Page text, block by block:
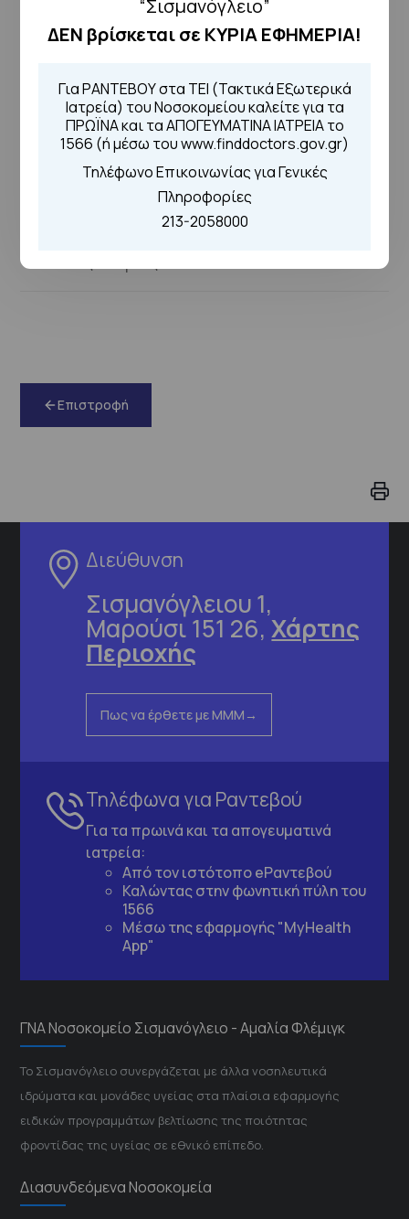
“Σισμανόγλειο”
ΔΕΝ βρίσκεται σε ΚΥΡΙΑ ΕΦΗΜΕΡΙΑ!
Για ΡΑΝΤΕΒΟΥ στα ΤΕΙ (Τακτικά Εξωτερικά
Ιατρεία) του Νοσοκομείου καλείτε για τα
ΠΡΩΪΝΑ και τα ΑΠΟΓΕΥΜΑΤΙΝΑ ΙΑΤΡΕΙΑ το
1566 (ή μέσω του www.finddoctors.gov.gr)
Τηλέφωνο Επικοινωνίας για Γενικές
Πληροφορίες
213-2058000
Κα Π.Ζαφειριάδου
Κα Σ.Κολοκυθά
Πνευμονική Εμβολή 12/01/2021
Κα Ε.Ντικούδη
Λήψη
Καταπληξία, ΔΔ και Διαχείριση
Επιστροφή
Διεύθυνση
Σισμανόγλειου 1,
Μαρούσι 151 26,Χάρτης
Περιοχής
Πως να έρθετε με ΜΜΜ
Τηλέφωνα για Ραντεβού
Για τα πρωινά και τα απογευματινά
ιατρεία:
Από τον ιστότοποeΡαντεβού
Καλώντας στην φωνητική πύλη του
1566
Μέσω της εφαρμογής "MyHealth
App"
ΓΝΑ Νοσοκομείο Σισμανόγλειο - Αμαλία Φλέμιγκ
Το Σισμανόγλειο συνεργάζεται με άλλα νοσηλευτικά
ιδρύματα και μονάδες υγείας στα πλαίσια εφαρμογής
ειδικών προγραμμάτων βελτίωσης της ποιότητας
φροντίδας της υγείας σε εθνικό επίπεδο.
Διασυνδεόμενα Νοσοκομεία